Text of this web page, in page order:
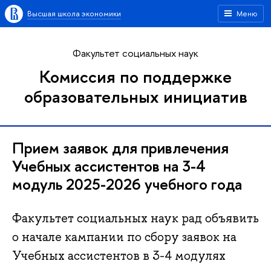
Меню
Высшая школа экономики
Факультет социальных наук
Комиссия по поддержке
образовательных инициатив
Прием заявок для привлечения
Учебных ассистентов на 3-4
модуль 2025-2026 учебного года
Факультет социальных наук рад объявить
о начале кампании по сбору заявок на
Учебных ассистентов в 3-4 модулях